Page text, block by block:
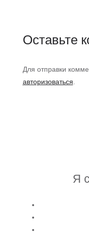
Оставьте
Для отправки
авторизоваться
Я